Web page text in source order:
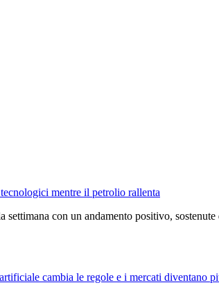
mentre il petrolio rallenta
settimana con un andamento positivo,
cambia le regole e i mercati diventano